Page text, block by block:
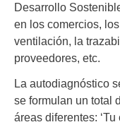
Desarrollo
en los comercios,
ventilación, la
proveedores, etc.
La autodiagnóstico
se formulan un total
áreas diferentes: ‘Tu